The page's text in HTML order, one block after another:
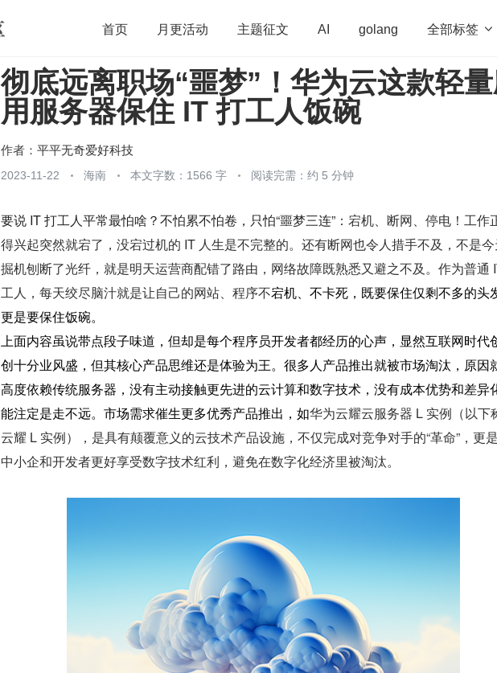
首页 月更活动 主题征文 AI golang 全部标签 
开源 架构 OpenHarmony 算法 学习方法 Web3.0 高
团队管理 程序员 运维 深度思考 低代码
彻底远离职场“噩梦”！华为云这款轻
用服务器保住 IT 打工人饭碗
作者： 平平无奇爱好科技
2023-11-22 海南 本文字数：1566 字 阅读完需：约 5 分钟
要说 IT 打工人平常最怕啥？不怕累不怕卷，只怕“噩梦三连” ：宕机、断网、停电！工作
得兴起突然就宕了，没宕过机的 IT 人生是不完整的。还有断网也令人措手不及，不是
掘机刨断了光纤，就是明天运营商配错了路由，网络故障既熟悉又避之不及。作为普通
工人，每天绞尽脑汁就是让自己的网站、程序不宕机、不卡死，既要保住仅剩不多的头
更是要保住饭碗。
上面内容虽说带点段子味道，但却是每个程序员开发者都经历的心声，显然互联网时代
创十分业风盛，但其核心产品思维还是体验为王。很多人产品推出就被市场淘汰，原因
高度依赖传统服务器，没有主动接触更先进的云计算和数字技术，没有成本优势和差异
能注定是走不远。市场需求催生更多优秀产品推出，如华为云耀云服务器 L 实例（以下
云耀 L 实例），是具有颠覆意义的云技术产品设施，不仅完成对竞争对手的“革命”，更
中小企和开发者更好享受数字技术红利，避免在数字化经济里被淘汰。